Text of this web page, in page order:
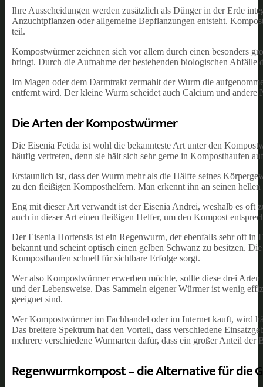
Ihre Ausscheidungen werden zusätzlich als Dünger in der Erde
Anzuchtpflanzen oder allgemeine Bepflanzungen entsteht.
teil.
Kompostwürmer zeichnen sich vor allem durch einen besonders
bringt. Durch die Aufnahme der bestehenden biologischen Abfälle
Im Magen oder dem Darmtrakt zermahlt der Wurm die
entfernt wird. Der kleine Wurm scheidet auch Calcium und
Die Arten der Kompostwürmer
Die Eisenia Fetida ist wohl die bekannteste Art unter den
häufig vertreten, denn sie hält sich sehr gerne in Komposthaufen
Erstaunlich ist, dass der Wurm mehr als die Hälfte seines
zu den fleißigen Komposthelfern. Man erkennt ihn an seinen
Eng mit dieser Art verwandt ist der Eisenia Andrei, weshalb es oft
auch in dieser Art einen fleißigen Helfer, um den Kompost
Der Eisenia Hortensis ist ein Regenwurm, der ebenfalls sehr oft
bekannt und scheint optisch einen gelben Schwanz zu besitzen.
Komposthaufen schnell für sichtbare Erfolge sorgt.
Wer also Kompostwürmer erwerben möchte, sollte diese drei
und der Lebensweise. Das Sammeln eigener Würmer ist wenig
geeignet sind.
Wer Kompostwürmer im Fachhandel oder im Internet kauft, wird
Das breitere Spektrum hat den Vorteil, dass verschiedene
mehrere verschiedene Wurmarten dafür, dass ein großer Anteil
Regenwurmkompost – die Alternative für die